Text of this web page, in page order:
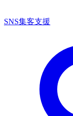
SNS集客支援